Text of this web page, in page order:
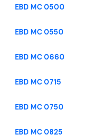
EBD MC 0500
EBD MC 0550
EBD MC 0660
EBD MC 0715
EBD MC 0750
EBD MC 0825